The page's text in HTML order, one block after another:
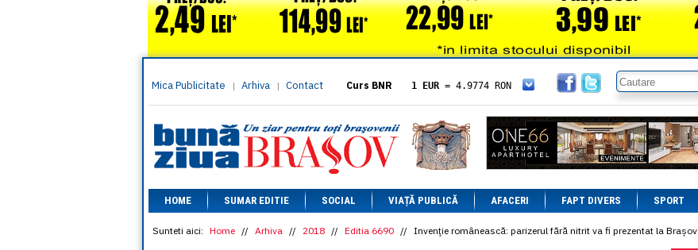
Mica Publicitate | Arhiva | Contact Curs BNR 1 EUR = 4.9774 RON
= 5.8304 RON
1 XAU= 464.4611 RON
1 AED= 1.1933 RON
1 AUD= 2.7957 RON
1 BGN= 2.5449 RON
1 CAD= 3.1559 RON
1 CHF= 5.2813 RON
1 CNY= 0.6015 RON
HOME SUMAR EDITIE SOCIAL VIAȚĂ PUBLICĂ AFACERI FAPT DIVERS SPORT
Sunteti aici: Home // Arhiva // 2018 // Editia 6690 // Invenţie românească: parizerul fără nitrit va fi prezentat la Brașov